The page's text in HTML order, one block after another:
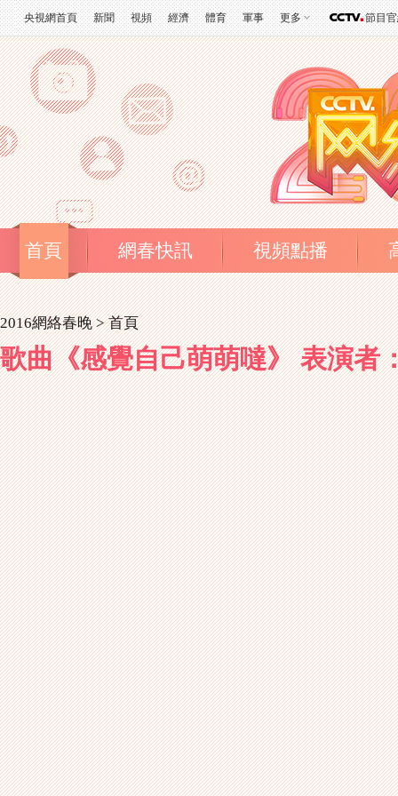
央視網首頁 新聞 視頻 經濟 體育 軍事 更多 節目
首頁 網春快訊 視頻點播
2016網絡春晚 >首頁
歌曲《感覺自己萌萌噠》 表演者